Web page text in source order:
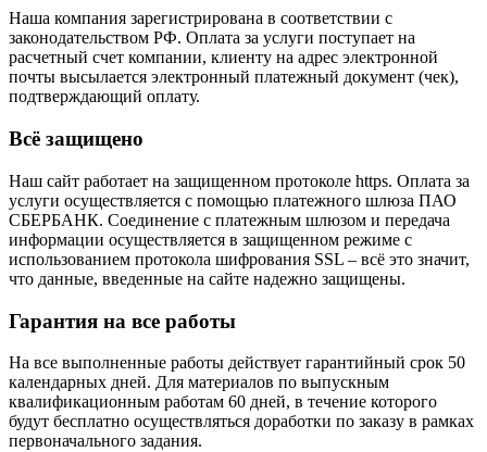
Наша компания зарегистрирована в соответствии с
законодательством РФ. Оплата за услуги поступает на
расчетный счет компании, клиенту на адрес электронной
почты высылается электронный платежный документ (чек),
подтверждающий оплату.
Всё защищено
Наш сайт работает на защищенном протоколе https. Оплата за
услуги осуществляется с помощью платежного шлюза ПАО
СБЕРБАНК. Соединение с платежным шлюзом и передача
информации осуществляется в защищенном режиме с
использованием протокола шифрования SSL – всё это значит,
что данные, введенные на сайте надежно защищены.
Гарантия на все работы
На все выполненные работы действует гарантийный срок 50
календарных дней. Для материалов по выпускным
квалификационным работам 60 дней, в течение которого
будут бесплатно осуществляться доработки по заказу в рамках
первоначального задания.